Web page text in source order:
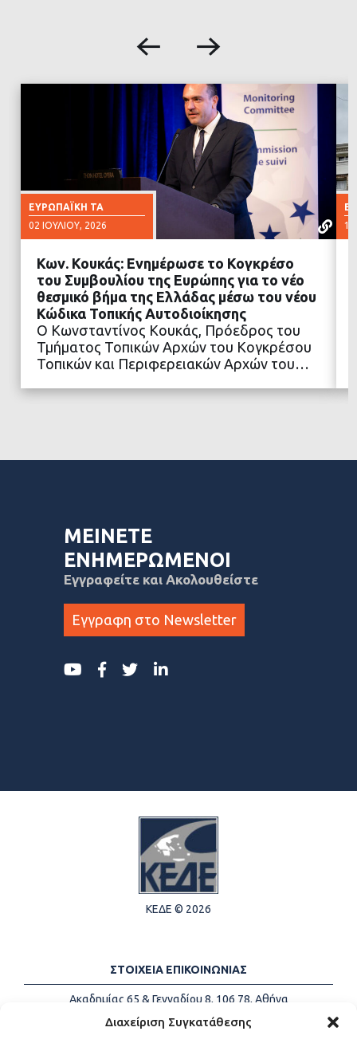
Διαχείριση Συγκατάθεσης
ΕΥΡΩΠΑΪΚΉ ΤΑ
02 ΙΟΥΛΊΟΥ, 2026
ΔΙΑΒΑΣΤΕ ΠΕΡΙΣΣΟΤΕΡΑ
Κων. Κουκάς: Ενημέρωσε το Κογκρέσο
του Συμβουλίου της Ευρώπης για το νέο
θεσμικό βήμα της Ελλάδας μέσω του νέου
Κώδικα Τοπικής Αυτοδιοίκησης
Ο Κωνσταντίνος Κουκάς, Πρόεδρος του
Τμήματος Τοπικών Αρχών του Κογκρέσου
Τοπικών και Περιφερειακών Αρχών του…
ΜΕΙΝΕΤΕ
ΕΝΗΜΕΡΩΜΕΝΟΙ
Εγγραφείτε και Ακολουθείστε
Εγγραφη στο Newsletter
ΚΕΔΕ © 2026
ΣΤΟΙΧΕΙΑ ΕΠΙΚΟΙΝΩΝΙΑΣ
Ακαδημίας 65 & Γενναδίου 8, 106 78, Αθήνα
Τηλέφωνα:
+30 213-2147500
Email:
info@kede.gr